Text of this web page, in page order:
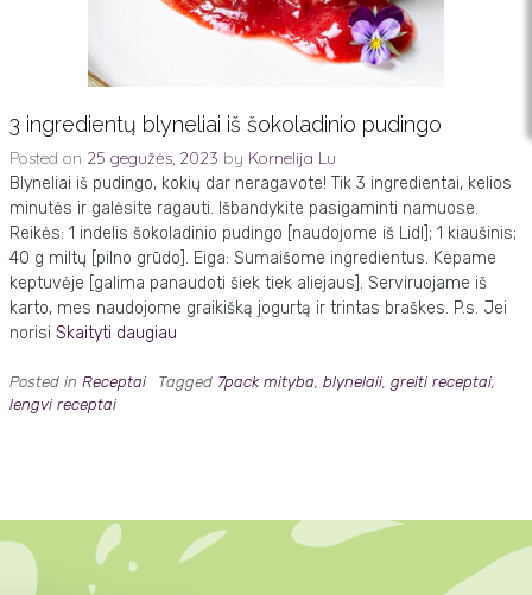
3 ingredientų blyneliai iš šokoladinio pudingo
Posted on 25 gegužės, 2023 by Kornelija Lu
Blyneliai iš pudingo, kokių dar neragavote! Tik 3 ingredientai, kelios
minutės ir galėsite ragauti. Išbandykite pasigaminti namuose.
Reikės: 1 indelis šokoladinio pudingo [naudojome iš Lidl]; 1 kiaušinis;
40 g miltų [pilno grūdo]. Eiga: Sumaišome ingredientus. Kepame
keptuvėje [galima panaudoti šiek tiek aliejaus]. Serviruojame iš
karto, mes naudojome graikišką jogurtą ir trintas braškes. P.s. Jei
norisi Skaityti daugiau
Posted in Receptai Tagged 7pack mityba, blynelaii, greiti receptai,
lengvi receptai